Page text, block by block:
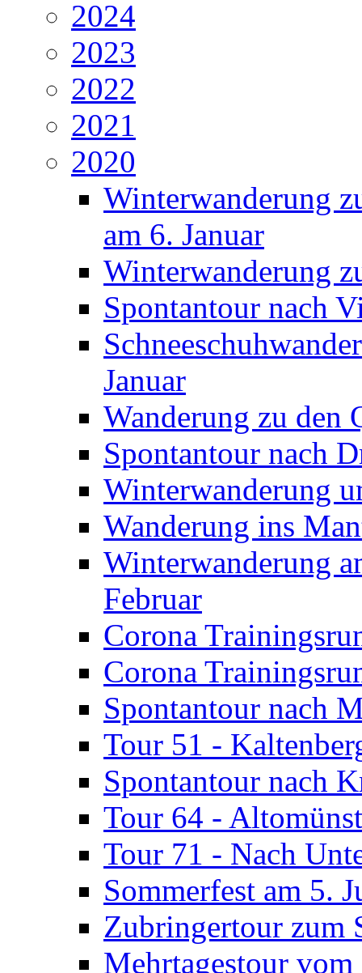
2024
2023
2022
2021
2020
Winterwanderung
am 6. Januar
Winterwanderung
Spontantour nach
Januar
Wanderung zu den
Spontantour nach
Winterwanderung
Wanderung ins
Winterwanderung
Februar
Corona
Corona
Spontantour nach
Tour 51 -
Spontantour nach
Tour 64 -
Tour 71 - Nach
Sommerfest am 5.
Zubringertour zum
Mehrtagestour